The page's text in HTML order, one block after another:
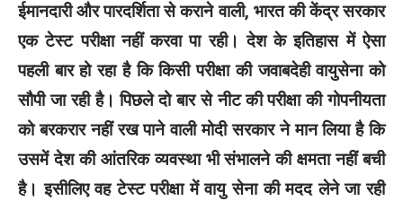
ईमानदारी और पारदर्शिता से कराने वाली, भारत की केंद्र सरकार
एक टेस्ट परीक्षा नहीं करवा पा रही। देश के इतिहास में ऐसा
पहली बार हो रहा है कि किसी परीक्षा की जवाबदेही वायुसेना को
सौपी जा रही है। पिछले दो बार से नीट की परीक्षा की गोपनीयता
को बरकरार नहीं रख पाने वाली मोदी सरकार ने मान लिया है कि
उसमें देश की आंतरिक व्यवस्था भी संभालने की क्षमता नहीं बची
है। इसीलिए वह टेस्ट परीक्षा में वायु सेना की मदद लेने जा रही